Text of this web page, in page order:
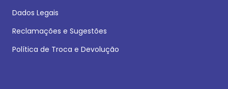
Dados Legais
Reclamações e Sugestões
Política de Troca e Devolução